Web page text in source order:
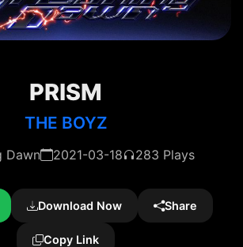
PRISM
THE BOYZ
Dawn 2021-03-18 283 Plays
Download Now Share
Copy Link